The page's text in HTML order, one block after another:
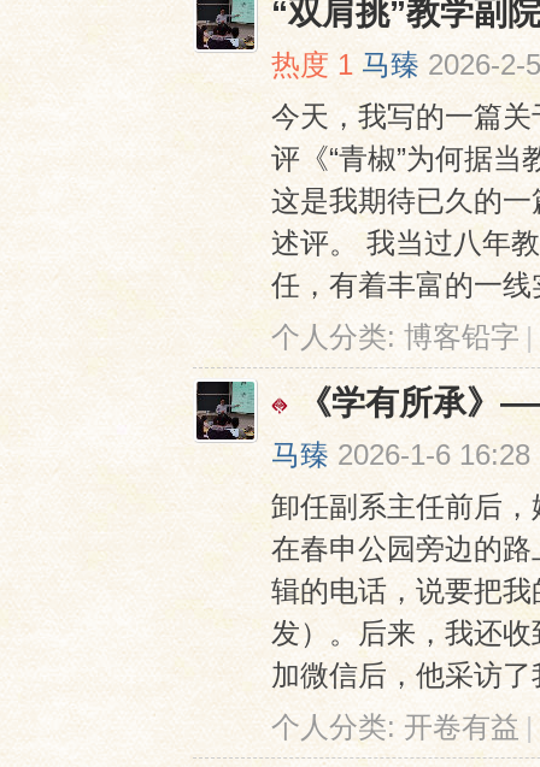
“双肩挑”教学副
热度 1 马臻 2026-2-
今天，我写的一篇关
评《“青椒”为何据当
这是我期待已久的
述评。 我当过八年
任，有着丰富的一线
个人分类: 博客铅字 |
《学有所承》
马臻 2026-1-6 16:28
卸任副系主任前后，
在春申公园旁边的
辑的电话，说要把
发）。后来，我还
加微信后，他采访
个人分类: 开卷有益 |